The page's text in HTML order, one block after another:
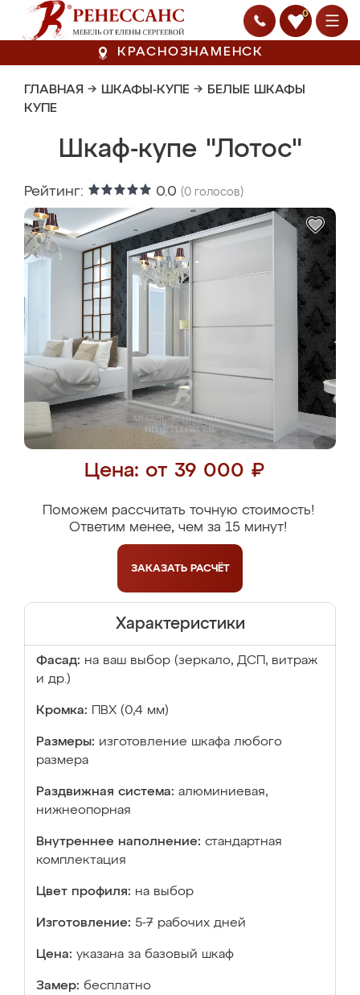
0
КРАСНОЗНАМЕНСК
ГЛАВНАЯ → ШКАФЫ-КУПЕ → БЕЛЫЕ ШКАФЫ
КУПЕ
Шкаф-купе "Лотос"
Рейтинг: 0.0 (0 голосов)
Цена: от 39 000 ₽
Поможем рассчитать точную стоимость!
Ответим менее, чем за 15 минут!
ЗАКАЗАТЬ РАСЧЁТ
Характеристики
Фасад: на ваш выбор (зеркало, ДСП, витраж
и др.)
Кромка: ПВХ (0,4 мм)
Размеры: изготовление шкафа любого
размера
Раздвижная система: алюминиевая,
нижнеопорная
Внутреннее наполнение: стандартная
комплектация
Цвет профиля: на выбор
Изготовление: 5-7 рабочих дней
Цена: указана за базовый шкаф
Замер: бесплатно